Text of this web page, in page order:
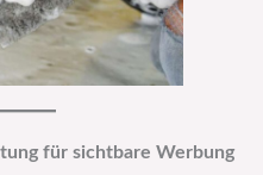
für sichtbare Werbung